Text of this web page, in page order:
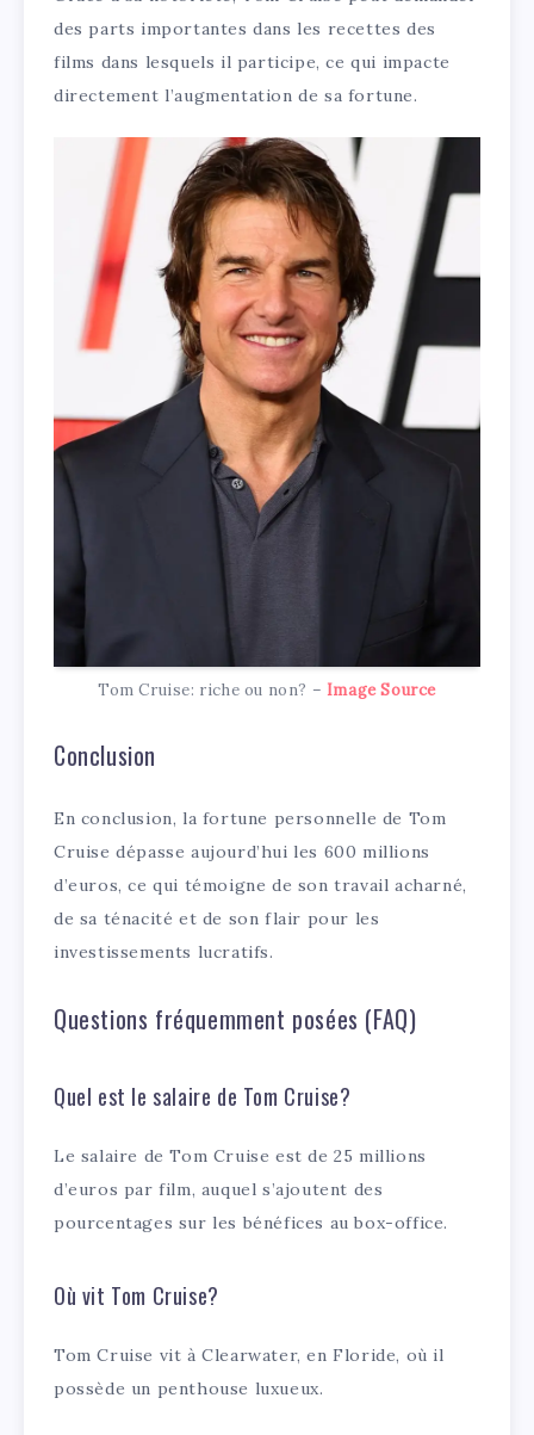
des parts importantes dans les recettes des
films dans lesquels il participe, ce qui impacte
directement l’augmentation de sa fortune.
Tom Cruise: riche ou non? – Image Source
Conclusion
En conclusion, la fortune personnelle de Tom
Cruise dépasse aujourd’hui les 600 millions
d’euros, ce qui témoigne de son travail acharné,
de sa ténacité et de son flair pour les
investissements lucratifs.
Questions fréquemment posées (FAQ)
Quel est le salaire de Tom Cruise?
Le salaire de Tom Cruise est de 25 millions
d’euros par film, auquel s’ajoutent des
pourcentages sur les bénéfices au box-office.
Où vit Tom Cruise?
Tom Cruise vit à Clearwater, en Floride, où il
possède un penthouse luxueux.